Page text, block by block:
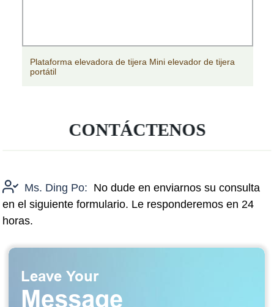
Plataforma elevadora de tijera Mini elevador de tijera
portátil
CONTÁCTENOS
Ms. Ding Po: No dude en enviarnos su consulta
en el siguiente formulario. Le responderemos en 24
horas.